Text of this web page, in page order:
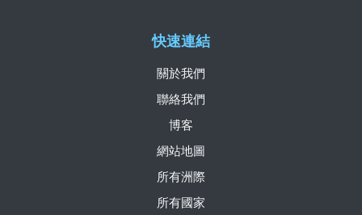
快速連結
關於我們
聯絡我們
博客
網站地圖
所有洲際
所有國家